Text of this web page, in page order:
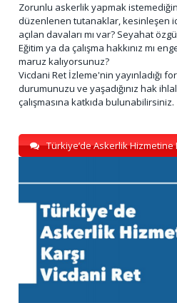
Zorunlu askerlik yapmak
düzenlenen tutanaklar, kesinleşen
açılan davaları mı var? Seyahat
Eğitim ya da çalışma hakkınız mı
maruz kalıyorsunuz?
Vicdani Ret İzleme'nin yayınladığı
durumunuzu ve yaşadığınız hak
çalışmasına katkıda bulunabilirsiniz.
Türkiye’de Askerlik Hizmetine